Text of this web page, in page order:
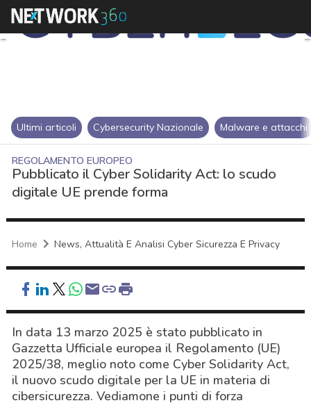
Ultimi articoli Cybersecurity Nazionale Malware e attacchi
REGOLAMENTO EUROPEO
Pubblicato il Cyber Solidarity Act: lo scudo
digitale UE prende forma
Home News, Attualità E Analisi Cyber Sicurezza E Privacy
In data 13 marzo 2025 è stato pubblicato in
Gazzetta Ufficiale europea il Regolamento (UE)
2025/38, meglio noto come Cyber Solidarity Act,
il nuovo scudo digitale per la UE in materia di
cibersicurezza. Vediamone i punti di forza